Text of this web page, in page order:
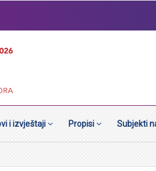
i izvještaji Propisi Subjekti